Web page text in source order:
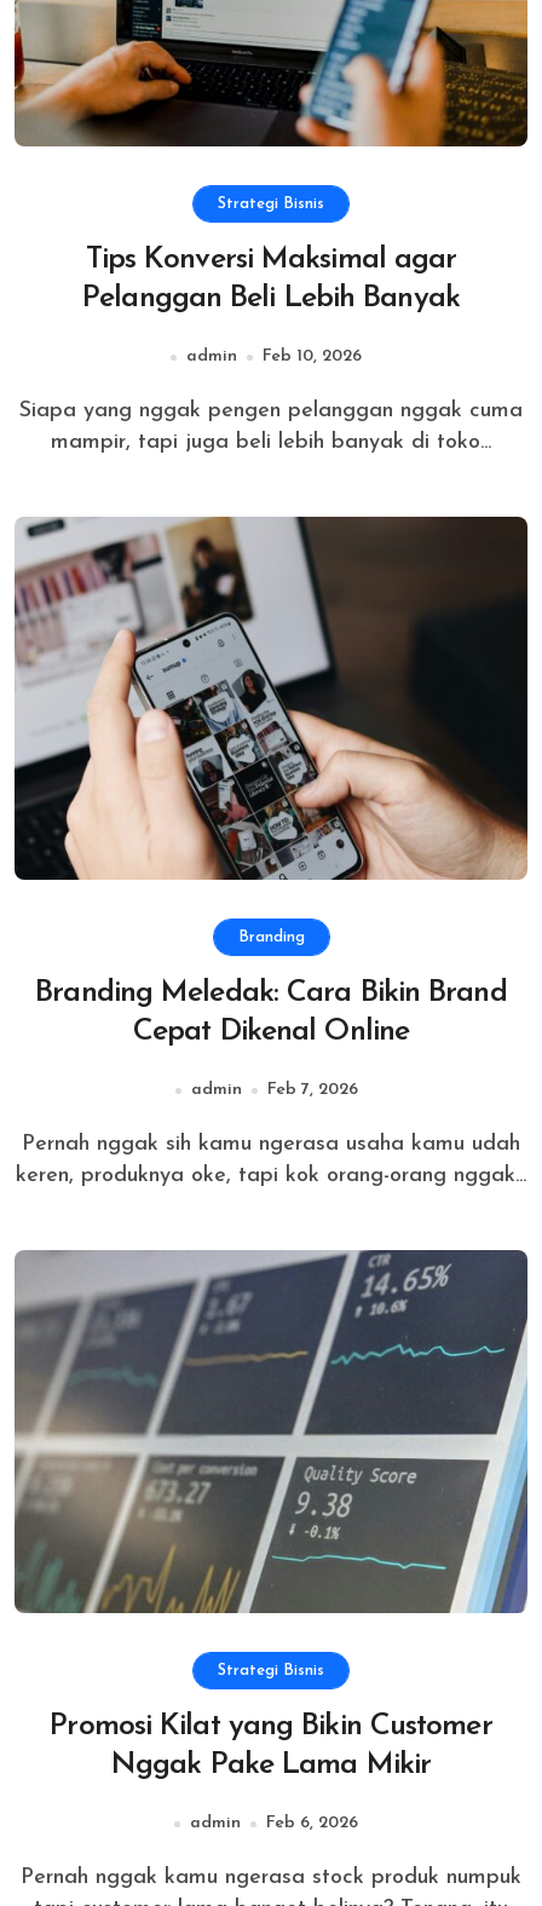
Strategi Bisnis
Tips Konversi Maksimal agar
Pelanggan Beli Lebih Banyak
admin Feb 10, 2026
Siapa yang nggak pengen pelanggan nggak cuma
mampir, tapi juga beli lebih banyak di toko...
Branding
Branding Meledak: Cara Bikin Brand
Cepat Dikenal Online
admin Feb 7, 2026
Pernah nggak sih kamu ngerasa usaha kamu udah
keren, produknya oke, tapi kok orang-orang nggak...
Strategi Bisnis
Promosi Kilat yang Bikin Customer
Nggak Pake Lama Mikir
admin Feb 6, 2026
Pernah nggak kamu ngerasa stock produk numpuk